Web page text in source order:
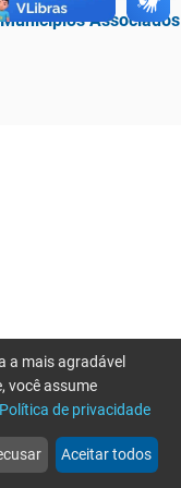
Associados
web
Notícias
more_horiz
Mais
a mais agradável
você assume
de privacidade
Aceitar todos
novamente